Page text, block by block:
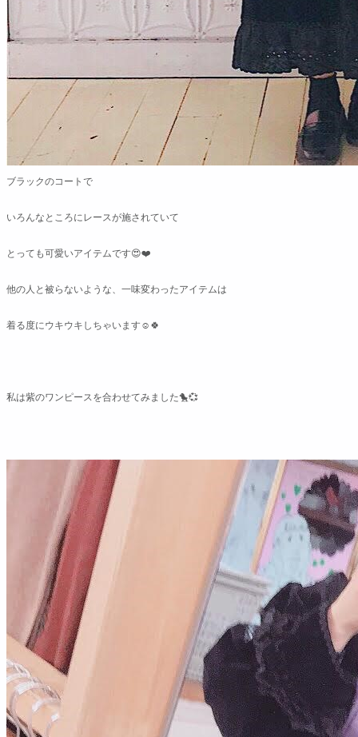
ブラックのコートで
いろんなところにレースが施されていて
とっても可愛いアイテムです😍❤️
他の人と被らないような、一味変わったアイテムは
着る度にウキウキしちゃいます☺️🍀
私は紫のワンピースを合わせてみました🐤💞